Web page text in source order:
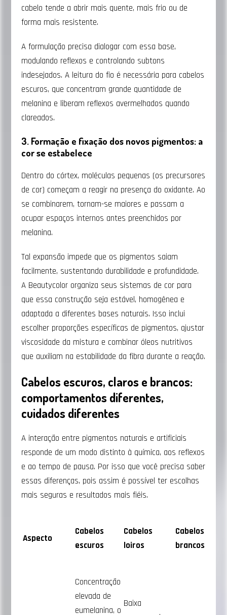
cabelo tende a abrir mais quente, mais frio ou de
forma mais resistente.
A formulação precisa dialogar com essa base,
modulando reflexos e controlando subtons
indesejados. A leitura do fio é necessária para cabelos
escuros, que concentram grande quantidade de
melanina e liberam reflexos avermelhados quando
clareados.
3. Formação e fixação dos novos pigmentos: a
cor se estabelece
Dentro do córtex, moléculas pequenas (os precursores
de cor) começam a reagir na presença do oxidante. Ao
se combinarem, tornam-se maiores e passam a
ocupar espaços internos antes preenchidos por
melanina.
Tal expansão impede que os pigmentos saiam
facilmente, sustentando durabilidade e profundidade.
A Beautycolor organiza seus sistemas de cor para
que essa construção seja estável, homogênea e
adaptada a diferentes bases naturais. Isso inclui
escolher proporções específicas de pigmentos, ajustar
viscosidade da mistura e combinar óleos nutritivos
que auxiliam na estabilidade da fibra durante a reação.
Cabelos escuros, claros e brancos:
comportamentos diferentes,
cuidados diferentes
A interação entre pigmentos naturais e artificiais
responde de um modo distinto à química, aos reflexos
e ao tempo de pausa. Por isso que você precisa saber
essas diferenças, pois assim é possível ter escolhas
mais seguras e resultados mais fiéis.
Aspecto
Cabelos
escuros
Cabelos
loiros
Cabelos
brancos
Concentração
elevada de
eumelanina, o
Baixa